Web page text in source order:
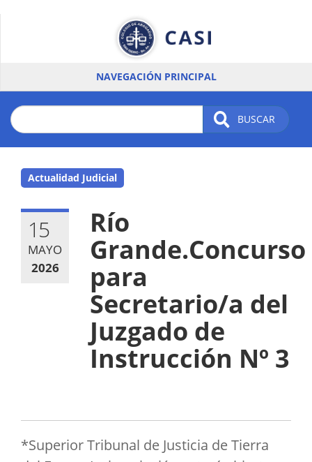
NAVEGACIÓN PRINCIPAL
BUSCAR
Actualidad Judicial
15
MAYO
2026
Río
Grande.Concurso
para
Secretario/a del
Juzgado de
Instrucción Nº 3
*Superior Tribunal de Justicia de Tierra